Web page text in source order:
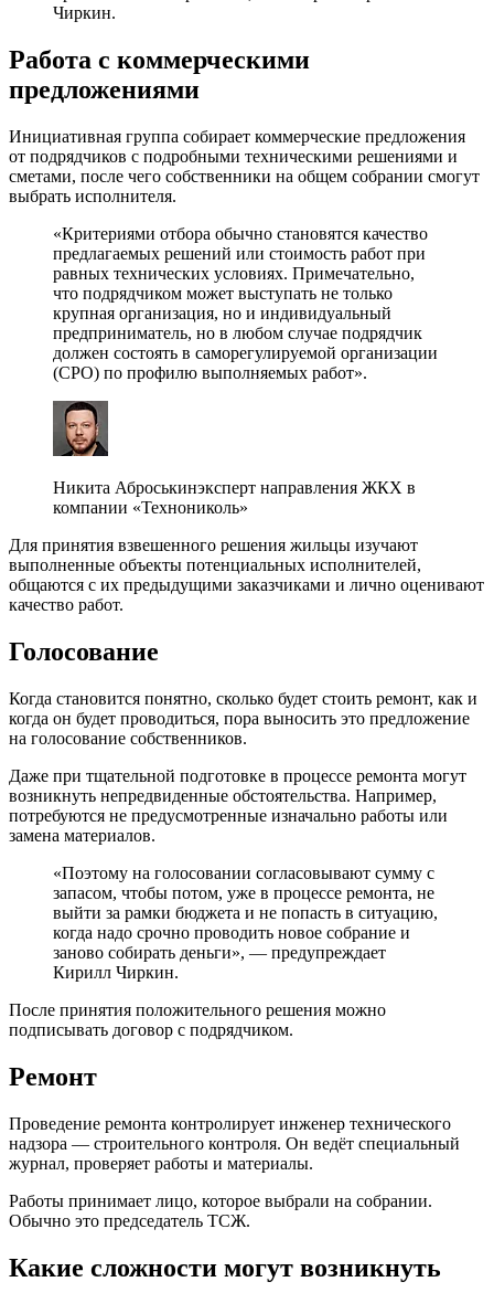
Чиркин.
Работа с коммерческими
предложениями
Инициативная группа собирает коммерческие предложения
от подрядчиков с подробными техническими решениями и
сметами, после чего собственники на общем собрании смогут
выбрать исполнителя.
«Критериями отбора обычно становятся качество
предлагаемых решений или стоимость работ при
равных технических условиях. Примечательно,
что подрядчиком может выступать не только
крупная организация, но и индивидуальный
предприниматель, но в любом случае подрядчик
должен состоять в саморегулируемой организации
(СРО) по профилю выполняемых работ».
Никита Аброськинэксперт направления ЖКХ в
компании «Технониколь»
Для принятия взвешенного решения жильцы изучают
выполненные объекты потенциальных исполнителей,
общаются с их предыдущими заказчиками и лично оценивают
качество работ.
Голосование
Когда становится понятно, сколько будет стоить ремонт, как и
когда он будет проводиться, пора выносить это предложение
на голосование собственников.
Даже при тщательной подготовке в процессе ремонта могут
возникнуть непредвиденные обстоятельства. Например,
потребуются не предусмотренные изначально работы или
замена материалов.
«Поэтому на голосовании согласовывают сумму с
запасом, чтобы потом, уже в процессе ремонта, не
выйти за рамки бюджета и не попасть в ситуацию,
когда надо срочно проводить новое собрание и
заново собирать деньги», — предупреждает
Кирилл Чиркин.
После принятия положительного решения можно
подписывать договор с подрядчиком.
Ремонт
Проведение ремонта контролирует инженер технического
надзора — строительного контроля. Он ведёт специальный
журнал, проверяет работы и материалы.
Работы принимает лицо, которое выбрали на собрании.
Обычно это председатель ТСЖ.
Какие сложности могут возникнуть